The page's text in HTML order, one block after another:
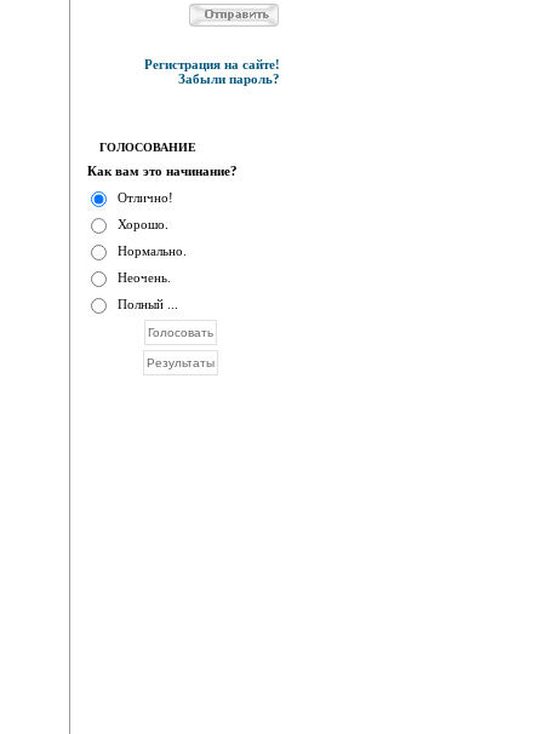
Регистрация на сайте!
Забыли пароль?
ГОЛОСОВАНИЕ
Как вам это начинание?
Отлично!
Хорошо.
Нормально.
Неочень.
Полный ...